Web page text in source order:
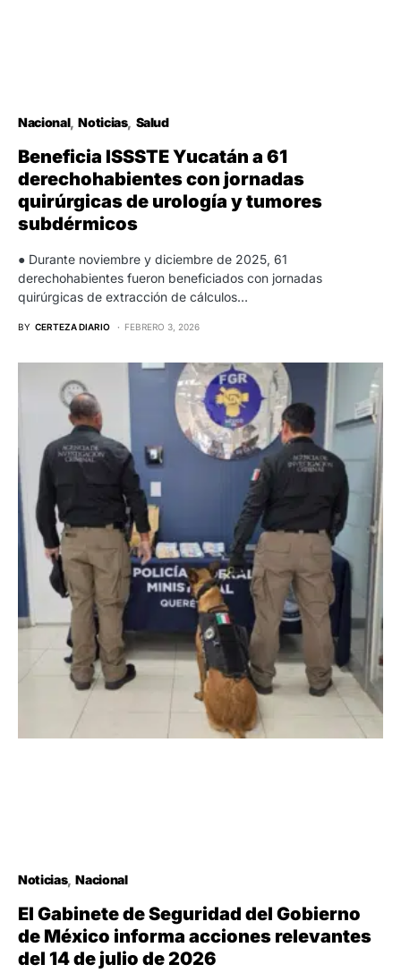
Nacional Noticias Salud
Beneficia ISSSTE Yucatán a 61
derechohabientes con jornadas
quirúrgicas de urología y tumores
subdérmicos
● Durante noviembre y diciembre de 2025, 61
derechohabientes fueron beneficiados con jornadas
quirúrgicas de extracción de cálculos…
BY CERTEZA DIARIO FEBRERO 3, 2026
Noticias Nacional
El Gabinete de Seguridad del Gobierno
de México informa acciones relevantes
del 14 de julio de 2026